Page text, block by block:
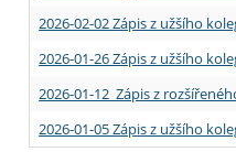
2026-02-02 Zápis z užšího
2026-01-26 Zápis z užšího
2026-01-12 Zápis z
2026-01-05 Zápis z užšího